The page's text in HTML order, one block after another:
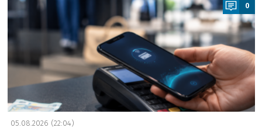
0
05.08.2026 (22:04)